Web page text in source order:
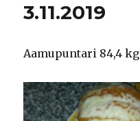
3.11.2019
Aamupuntari 84,4 kg